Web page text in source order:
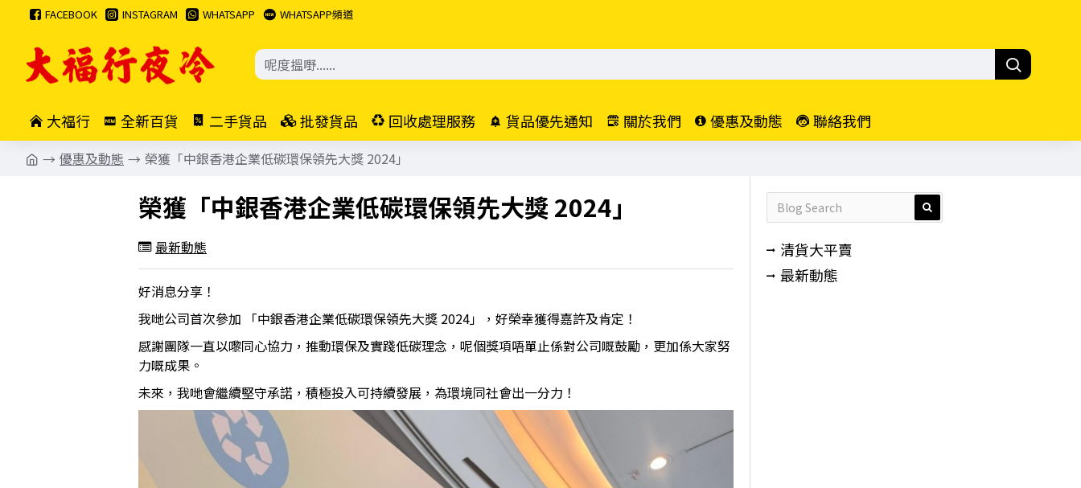
FACEBOOK INSTAGRAM WHATSAPP WHATSAPP頻道
大福行 全新百貨 二手貨品 批發貨品 回收處理服務 貨品優先通知 關於我們 優惠及動態 聯絡我們
優惠及動態 榮獲「中銀香港企業低碳環保領先大獎 2024」
榮獲「中銀香港企業低碳環保領先大獎 2024」
最新動態
好消息分享！
我哋公司首次參加 「中銀香港企業低碳環保領先大獎 2024」，好榮幸獲得嘉許及肯定！
感謝團隊一直以嚟同心協力，推動環保及實踐低碳理念，呢個獎項唔單止係對公司嘅鼓勵，更加係大家努
力嘅成果。
未來，我哋會繼續堅守承諾，積極投入可持續發展，為環境同社會出一分力！
清貨大平賣
最新動態